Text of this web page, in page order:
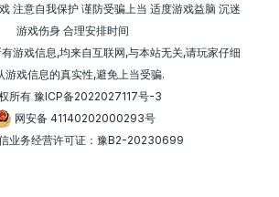
注意自我保护 谨防受骗上当 适度游戏益脑 沉迷
游戏伤身 合理安排时间
游戏信息,均来自互联网,与本站无关,请玩家仔细
游戏信息的真实性,避免上当受骗.
所有 豫ICP备2022027117号-3
网安备 41140202000293号
业务经营许可证：豫B2-20230699